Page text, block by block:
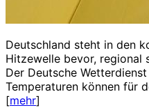
Deutschland steht in den
Hitzewelle bevor, regional
Der Deutsche
Temperaturen können für
[mehr]